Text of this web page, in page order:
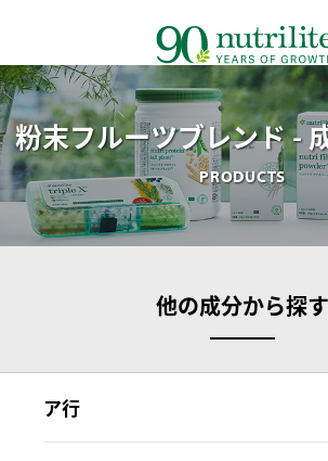
粉末フルーツブレンド -
PRODUCTS
他の成分から探す
ア行